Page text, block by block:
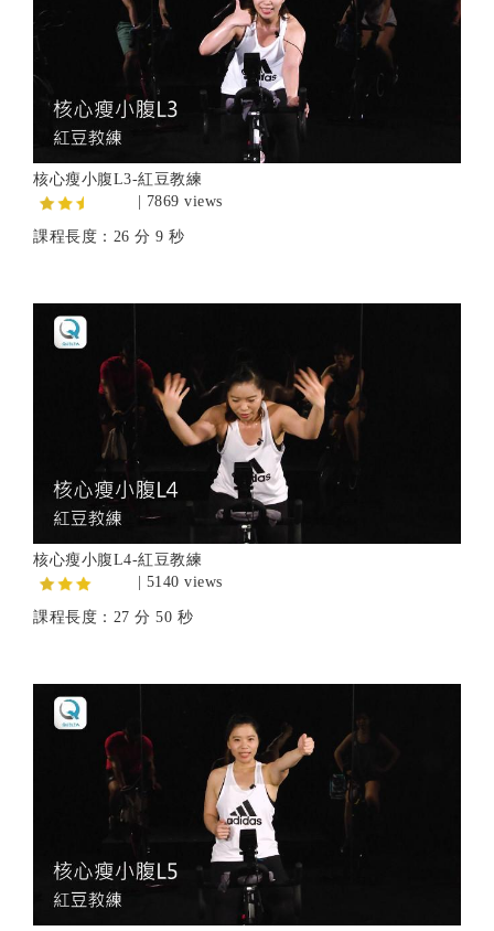
核心瘦小腹L3-紅豆教練
| 7869 views
課程長度：26 分 9 秒
核心瘦小腹L4-紅豆教練
| 5140 views
課程長度：27 分 50 秒